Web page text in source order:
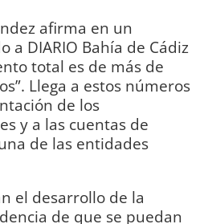
afirma en un
a DIARIO Bahía de Cádiz
total es de más de
Llega a estos números
de los
y a las cuentas de
de las entidades
el desarrollo de la
de que se puedan